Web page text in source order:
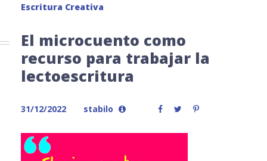
Escritura Creativa
El microcuento como
recurso para trabajar la
lectoescritura
31/12/2022 stabilo